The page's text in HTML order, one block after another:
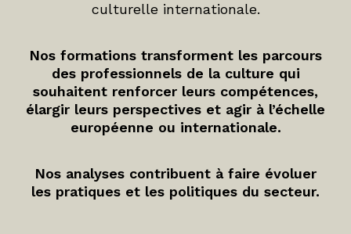
culturelle internationale.
Nos formations transforment les parcours
des professionnels de la culture qui
souhaitent renforcer leurs compétences,
élargir leurs perspectives et agir à l’échelle
européenne ou internationale.
Nos analyses contribuent à faire évoluer
les pratiques et les politiques du secteur.